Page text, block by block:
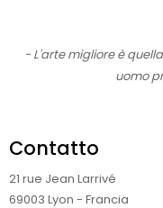
- L'arte migliore è
uomo
Contatto
21 rue Jean Larrivé
69003 Lyon - Francia